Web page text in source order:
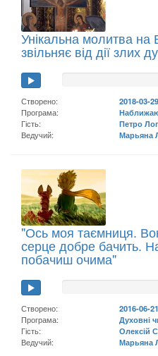
Унікальна молитва на
звільняє від дії злих
Створено:
2018-03-
Програма:
Гість:
Петро
Ведучий:
Марьяна
"Ось моя таємниця.
серце добре бачить.
побачиш очима"
Створено:
2016-06-
Програма:
Духовні
Гість:
Олексій
Ведучий:
Марьяна